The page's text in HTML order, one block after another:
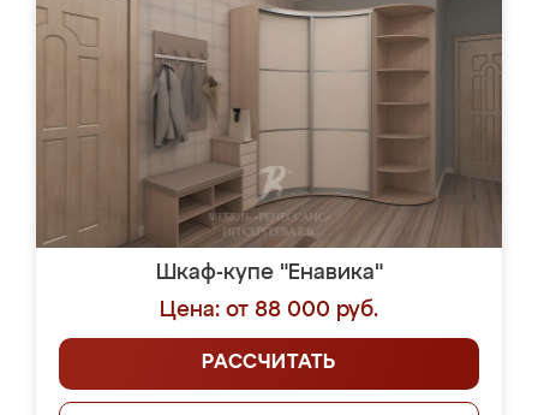
Шкаф-купе "Енавика"
Цена: от 88 000 руб.
РАССЧИТАТЬ